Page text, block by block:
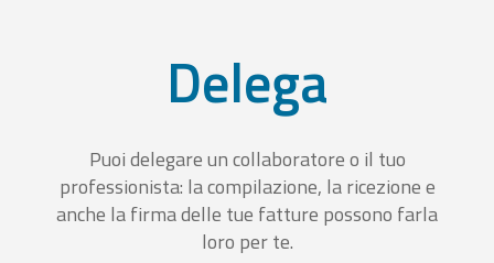
Delega
Puoi delegare un collaboratore o il tuo
professionista: la compilazione, la ricezione e
anche la firma delle tue fatture possono farla
loro per te.